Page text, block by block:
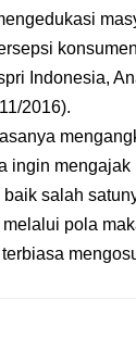
Indonesia,
2016).
ingin mengajak
salah
pola